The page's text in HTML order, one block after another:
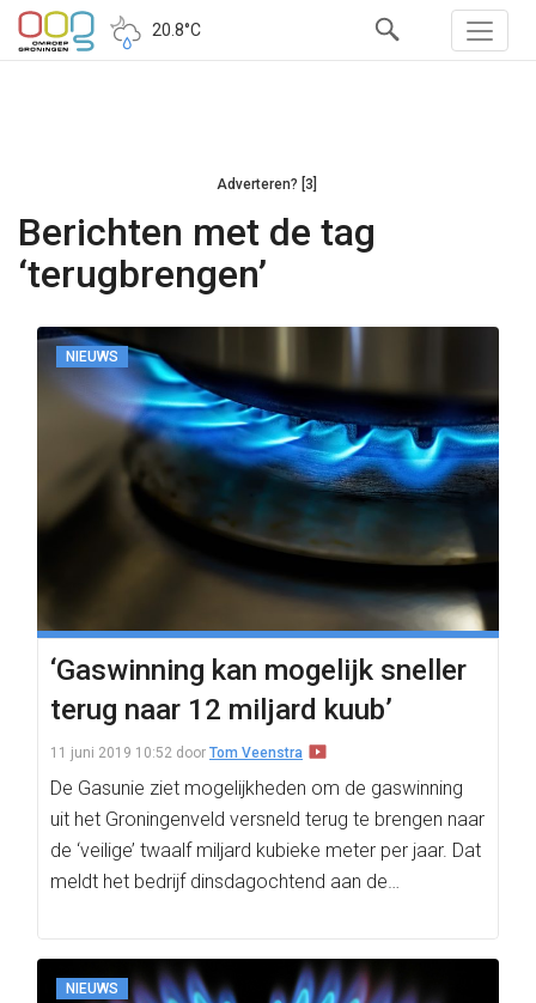
20.8°C
Adverteren? [3]
Berichten met de tag
‘terugbrengen’
NIEUWS
‘Gaswinning kan mogelijk sneller
terug naar 12 miljard kuub’
11 juni 2019 10:52 door Tom Veenstra
De Gasunie ziet mogelijkheden om de gaswinning
uit het Groningenveld versneld terug te brengen naar
de ‘veilige’ twaalf miljard kubieke meter per jaar. Dat
meldt het bedrijf dinsdagochtend aan de…
NIEUWS